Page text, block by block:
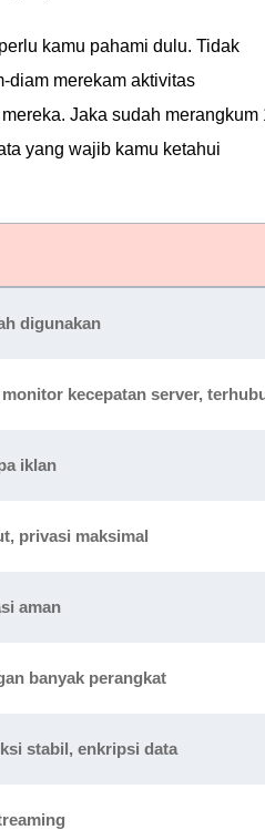
kamu pahami dulu. Tidak
diam merekam aktivitas
Jaka sudah merangkum
yang wajib kamu ketahui
digunakan
kecepatan server,
iklan
privasi maksimal
aman
banyak perangkat
stabil, enkripsi data